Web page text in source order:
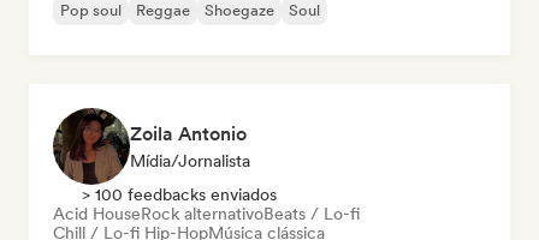
Pop soul
Reggae Shoegaze Soul
Zoila Antonio
Mídia/Jornalista
> 100 feedbacks enviados
Acid HouseRock alternativoBeats / Lo-fi
Chill / Lo-fi Hip-HopMúsica clássica